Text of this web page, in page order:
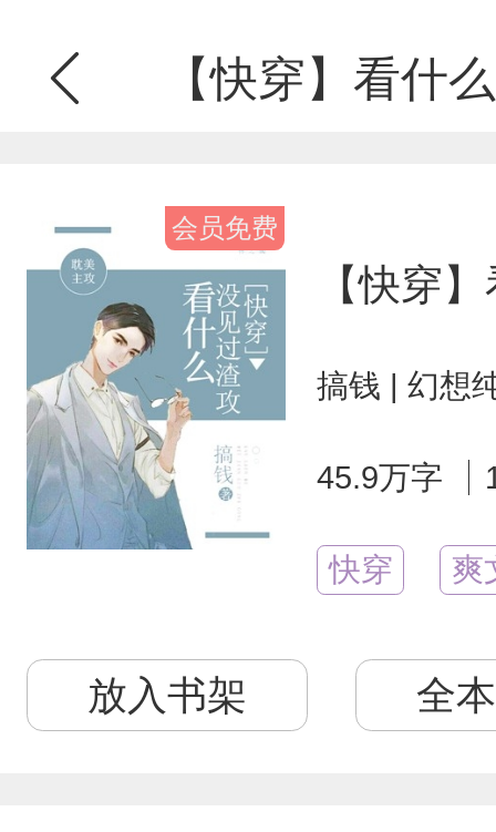
【快穿】看什
会员免费
【快穿
搞钱 | 幻想
45.9万字
快穿 爽
放入书架 全